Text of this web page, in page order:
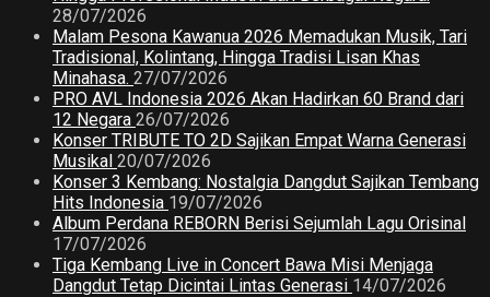
28/07/2026
Malam Pesona Kawanua 2026 Memadukan Musik, Tari
Tradisional, Kolintang, Hingga Tradisi Lisan Khas
Minahasa. 27/07/2026
PRO AVL Indonesia 2026 Akan Hadirkan 60 Brand dari
12 Negara 26/07/2026
Konser TRIBUTE TO 2D Sajikan Empat Warna Generasi
Musikal 20/07/2026
Konser 3 Kembang: Nostalgia Dangdut Sajikan Tembang
Hits Indonesia 19/07/2026
Album Perdana REBORN Berisi Sejumlah Lagu Orisinal
17/07/2026
Tiga Kembang Live in Concert Bawa Misi Menjaga
Dangdut Tetap Dicintai Lintas Generasi 14/07/2026